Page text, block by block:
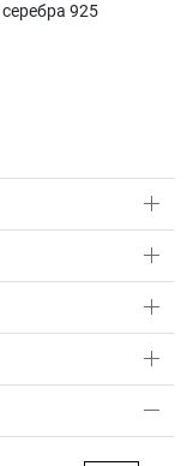
925